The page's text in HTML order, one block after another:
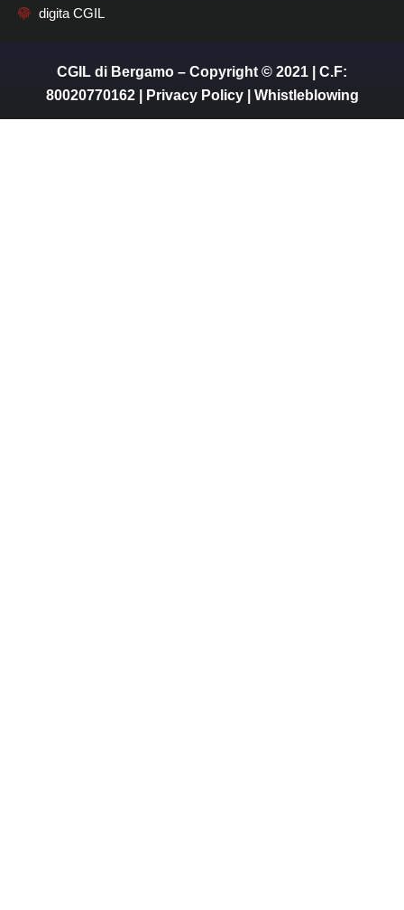
digita CGIL
CGIL di Bergamo – Copyright © 2021 | C.F:
80020770162 |
Privacy Policy| Whistleblowing